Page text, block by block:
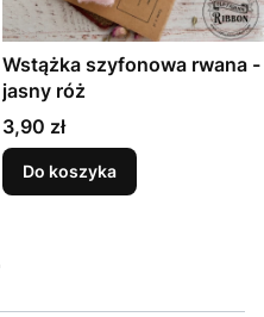
Wstążka szyfonowa rwana -
jasny róż
Cena
3,90 zł
Do koszyka